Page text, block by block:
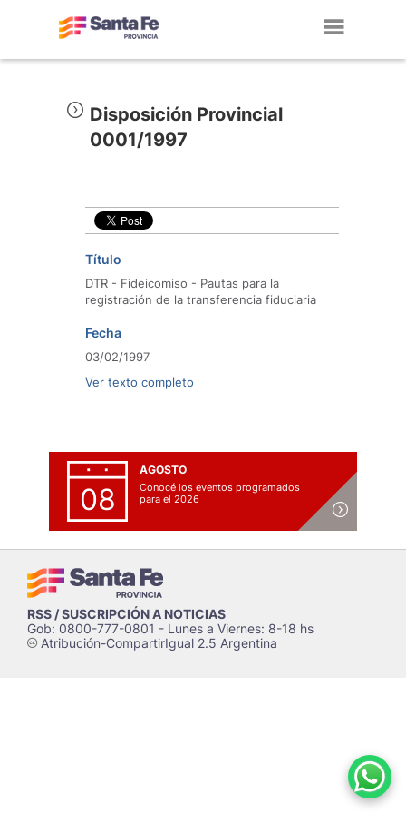
Disposición Provincial
0001/1997
Título
DTR - Fideicomiso - Pautas para la
registración de la transferencia fiduciaria
Fecha
03/02/1997
Ver texto completo
08
AGOSTO
Conocé los eventos programados
para el 2026
RSS / SUSCRIPCIÓN A NOTICIAS
Gob: 0800-777-0801 - Lunes a Viernes: 8-18 hs
cAtribución-CompartirIgual 2.5 Argentina